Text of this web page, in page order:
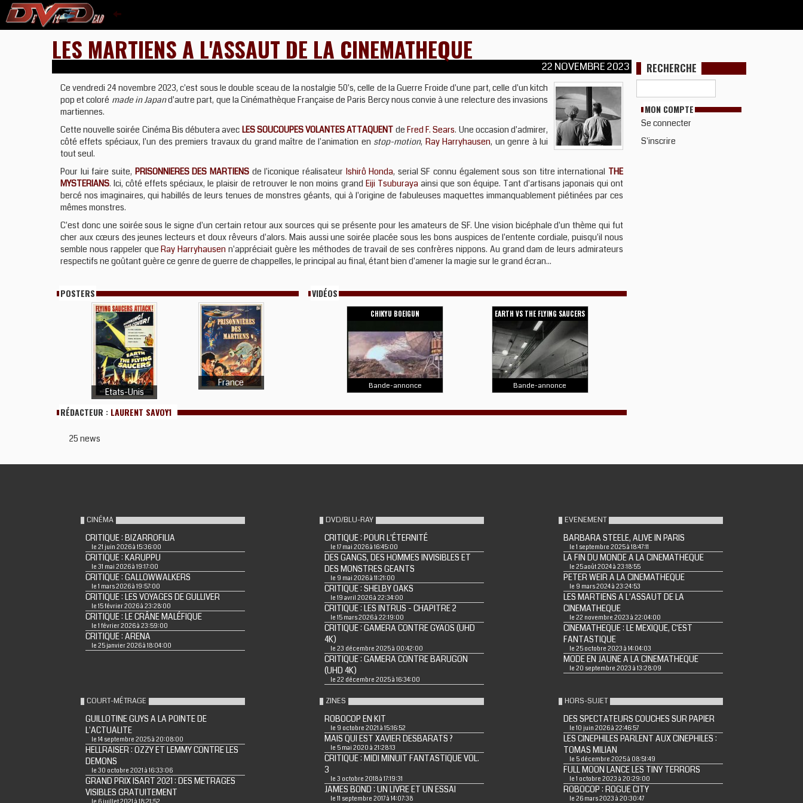
LES MARTIENS A L'ASSAUT DE LA CINEMATHEQUE
22 NOVEMBRE 2023
Ce vendredi 24 novembre 2023, c'est sous le double sceau de la nostalgie 50's, celle de la Guerre Froide d'une part, celle d'un kitch
pop et coloré made in Japand'autre part, que la Cinémathèque Française de Paris Bercy nous convie à une relecture des invasions
martiennes.
Cette nouvelle soirée Cinéma Bis débutera avec LES SOUCOUPES VOLANTES ATTAQUENT de Fred F. Sears. Une occasion d'admirer,
côté effets spéciaux, l'un des premiers travaux du grand maître de l'animation en stop-motion, Ray Harryhausen, un genre à lui
tout seul.
Pour lui faire suite, PRISONNIERES DES MARTIENSde l'iconique réalisateur Ishirô Honda, serial SF connu également sous son titre international THE
MYSTERIANS. Ici, côté effets spéciaux, le plaisir de retrouver le non moins grand Eiji Tsuburaya ainsi que son équipe. Tant d'artisans japonais qui ont
bercé nos imaginaires, qui habillés de leurs tenues de monstres géants, qui à l'origine de fabuleuses maquettes immanquablement piétinées par ces
mêmes monstres.
C'est donc une soirée sous le signe d'un certain retour aux sources qui se présente pour les amateurs de SF. Une vision bicéphale d'un thème qui fut
cher aux cœurs des jeunes lecteurs et doux rêveurs d'alors. Mais aussi une soirée placée sous les bons auspices de l'entente cordiale, puisqu'il nous
semble nous rappeler queRay Harryhausen n'appréciait guère les méthodes de travail de ses confrères nippons. Au grand dam de leurs admirateurs
respectifs ne goûtant guère ce genre de guerre de chappelles, le principal au final, étant bien d'amener la magie sur le grand écran...
POSTERS
Etats-Unis
France
VIDÉOS
CHIKYU BOEIGUN
Bande-annonce
EARTH VS THE FLYING SAUCERS
Bande-annonce
RÉDACTEUR : LAURENT SAVOY1
25 news
RECHERCHE
MON COMPTE
Se connecter
S'inscrire
CINÉMA
CRITIQUE : BIZARROFILIA
le 21 juin 2026 à 15:36:00
CRITIQUE : KARUPPU
le 31 mai 2026 à 19:17:00
CRITIQUE : GALLOWWALKERS
le 1 mars 2026 à 19:57:00
CRITIQUE : LES VOYAGES DE GULLIVER
le 15 février 2026 à 23:28:00
CRITIQUE : LE CRÂNE MALÉFIQUE
le 1 février 2026 à 23:59:00
CRITIQUE : ARENA
le 25 janvier 2026 à 18:04:00
DVD/BLU-RAY
CRITIQUE : POUR L'ÉTERNITÉ
le 17 mai 2026 à 16:45:00
DES GANGS, DES HOMMES INVISIBLES ET
DES MONSTRES GEANTS
le 9 mai 2026 à 11:21:00
CRITIQUE : SHELBY OAKS
le 19 avril 2026 à 22:34:00
CRITIQUE : LES INTRUS - CHAPITRE 2
le 15 mars 2026 à 22:19:00
CRITIQUE : GAMERA CONTRE GYAOS (UHD
4K)
le 23 décembre 2025 à 00:42:00
CRITIQUE : GAMERA CONTRE BARUGON
(UHD 4K)
le 22 décembre 2025 à 16:34:00
EVENEMENT
BARBARA STEELE, ALIVE IN PARIS
le 1 septembre 2025 à 18:47:11
LA FIN DU MONDE A LA CINEMATHEQUE
le 25 août 2024 à 23:18:55
PETER WEIR A LA CINEMATHEQUE
le 9 mars 2024 à 23:24:53
LES MARTIENS A L'ASSAUT DE LA
CINEMATHEQUE
le 22 novembre 2023 à 22:04:00
CINEMATHEQUE : LE MEXIQUE, C'EST
FANTASTIQUE
le 25 octobre 2023 à 14:04:03
MODE EN JAUNE A LA CINEMATHEQUE
le 20 septembre 2023 à 13:28:09
COURT-MÉTRAGE
GUILLOTINE GUYS A LA POINTE DE
L'ACTUALITE
le 14 septembre 2025 à 20:08:00
HELLRAISER : OZZY ET LEMMY CONTRE LES
DEMONS
le 30 octobre 2021 à 16:33:06
GRAND PRIX ISART 2021 : DES METRAGES
VISIBLES GRATUITEMENT
ZINES
ROBOCOP EN KIT
le 9 octobre 2021 à 15:16:52
MAIS QUI EST XAVIER DESBARATS ?
le 5 mai 2020 à 21:28:13
CRITIQUE : MIDI MINUIT FANTASTIQUE VOL.
3
le 3 octobre 2018 à 17:19:31
JAMES BOND : UN LIVRE ET UN ESSAI
le 11 septembre 2017 à 14:07:38
HORS-SUJET
DES SPECTATEURS COUCHES SUR PAPIER
le 10 juin 2026 à 22:46:57
LES CINEPHILES PARLENT AUX CINEPHILES :
TOMAS MILIAN
le 5 décembre 2025 à 08:51:49
FULL MOON LANCE LES TINY TERRORS
le 1 octobre 2023 à 20:29:00
ROBOCOP : ROGUE CITY
le 26 mars 2023 à 20:30:47